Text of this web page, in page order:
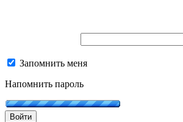
Запомнить меня
Напомнить пароль
Войти